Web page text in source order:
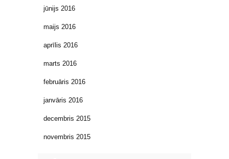
jūnijs 2016
maijs 2016
aprīlis 2016
marts 2016
februāris 2016
janvāris 2016
decembris 2015
novembris 2015